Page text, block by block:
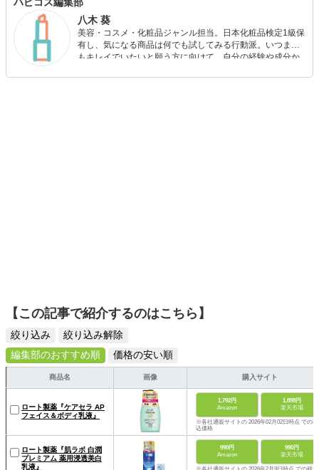
八木 葵
美容・コスメ・化粧品ジャンル担当。日本化粧品検定1級保
有し、気になる商品は何でも試してみる行動派。いつまで
もキレイでいたいと願う方に向けて、自分の経験や成分か
【この記事で紹介するのはこちら】
絞り込み
絞り込み解除
編集部のおすすめ順
価格の安い順
商品名 画像 購入サイト
ロート製薬『ケアセラ AP
フェイス＆ボディ乳液』
1,792円
Amazon
1,898円
楽天市場
※各社通販サイトの 2026年02月02日時点 での税
込価格
ロート製薬『肌ラボ 白潤
プレミアム 薬用浸透美白
乳液』
990円
Amazon
990円
楽天市場
※各社通販サイトの 2026年2月9日時点 での税込